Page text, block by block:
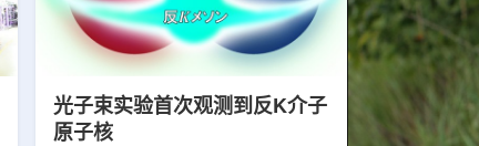
光子束实验首次观测到反K介子
原子核